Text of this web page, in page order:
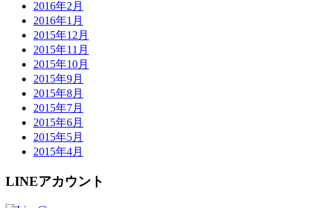
2016年2月
2016年1月
2015年12月
2015年11月
2015年10月
2015年9月
2015年8月
2015年7月
2015年6月
2015年5月
2015年4月
LINEアカウント